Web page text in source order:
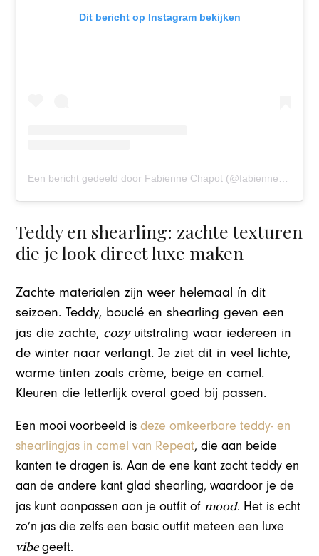
Dit bericht op Instagram bekijken
Een bericht gedeeld door Fabienne Chapot (@fabiennechapot)
Teddy en shearling: zachte texturen
die je look direct luxe maken
Zachte materialen zijn weer helemaal ín dit
seizoen. Teddy, bouclé en shearling geven een
jas die zachte, cozyuitstraling waar iedereen in
de winter naar verlangt. Je ziet dit in veel lichte,
warme tinten zoals crème, beige en camel.
Kleuren die letterlijk overal goed bij passen.
Een mooi voorbeeld isdeze omkeerbare teddy- en
shearlingjas in camel van Repeat, die aan beide
kanten te dragen is. Aan de ene kant zacht teddy en
aan de andere kant glad shearling, waardoor je de
jas kunt aanpassen aan je outfit ofmood. Het is echt
zo’n jas die zelfs een basic outfit meteen een luxe
vibegeeft.